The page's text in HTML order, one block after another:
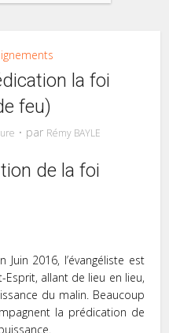
la foi
feu)
par Rémy BAYLE
de la foi
2016, l’évangéliste est
allant de lieu en lieu,
du malin. Beaucoup
la prédication de